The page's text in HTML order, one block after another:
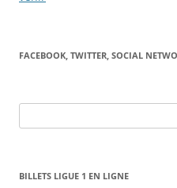
FACEBOOK, TWITTER, SOCIAL
for:
BILLETS LIGUE 1 EN LIGNE